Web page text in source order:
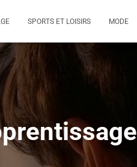
SPORTS ET LOISIRS MODE